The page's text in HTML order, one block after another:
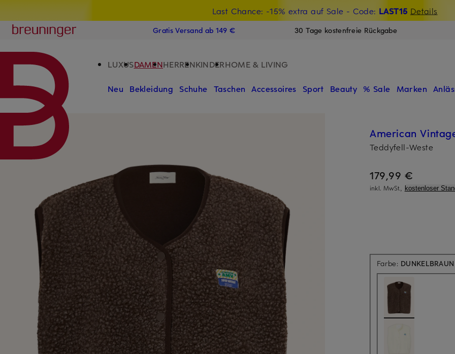
Last Chance: -15% extra auf Sale - Code: LAST15 Details
15€-Willkommensgutschein mit Beyond sichern
Breuninger
Gratis Versand ab 149 € 30 Tage kostenfreie Rückgabe
LUXUSDAMENHERRENKINDERHOME & LIVING
Neu Bekleidung Schuhe Taschen Accessoires Sport Beauty % Sale Marken
American
Teddyfell-Weste
179,99 €
inkl. MwSt., kostenloser
Farbe: DUNKELBRAUN